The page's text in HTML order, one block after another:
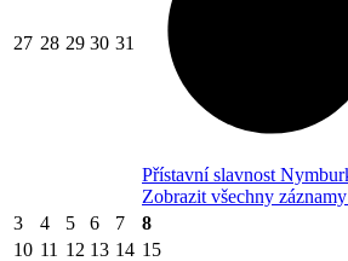
27 28 29 30 31
Přístavní slavnost
Zobrazit všechny
3 4 5 6 7 8
10 11 12 13 14 15